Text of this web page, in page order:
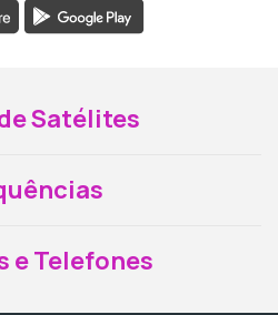
Satélites
e Telefones